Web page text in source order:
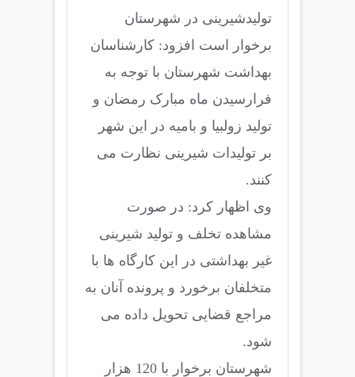
تولیدشیرینی در شهرستان
برخوار است افزود: کارشناسان
بهداشت شهرستان با توجه به
فرارسیدن ماه مبارک رمضان و
تولید زولبیا و بامیه در این شهر
بر تولیدات شیرینی نظارت می
کنند.
وی اظهار کرد: در صورت
مشاهده تخلف و تولید شیرینی
غیر بهداشتی در این کارگاه ها با
متخلفان برخورد و پرونده آنان به
مراجع قضایی تحویل داده می
شود.
شهرستان برخوار با 120 هزار